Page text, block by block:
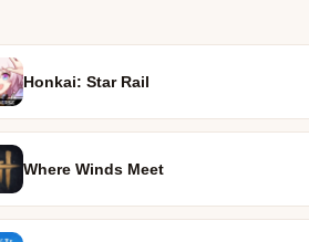
Honkai: Star Rail
Where Winds Meet